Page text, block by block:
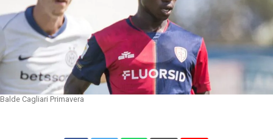
Balde Cagliari Primavera